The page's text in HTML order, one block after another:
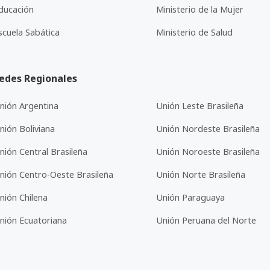
Sabática
Ministerio de la Mujer
Ministerio de Salud
Regionales
Argentina
Boliviana
Central Brasileña
Centro-Oeste Brasileña
Chilena
Ecuatoriana
Unión Leste Brasileña
Unión Nordeste Brasileña
Unión Noroeste Brasileña
Unión Norte Brasileña
Unión Paraguaya
Unión Peruana del Norte